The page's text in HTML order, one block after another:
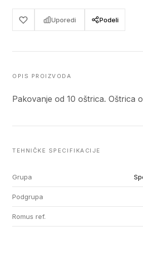
Uporedi Podeli
OPIS PROIZVODA
Pakovanje od 10 oštrica. Oštrica
TEHNIČKE SPECIFIKACIJE
Grupa
Podgrupa
Romus ref.